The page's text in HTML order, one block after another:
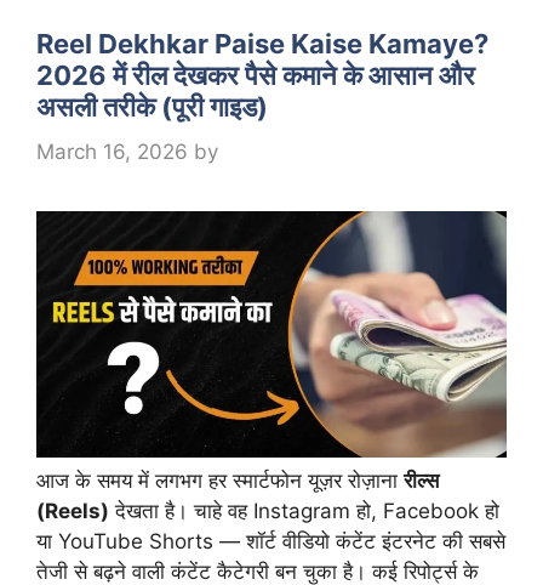
Reel Dekhkar Paise Kaise Kamaye?
2026 में रील देखकर पैसे कमाने के आसान और
असली तरीके (पूरी गाइड)
March 16, 2026 by
आज के समय में लगभग हर स्मार्टफोन यूज़र रोज़ानारील्स
(Reels) देखता है। चाहे वह Instagram हो, Facebook हो
या YouTube Shorts — शॉर्ट वीडियो कंटेंट इंटरनेट की सबसे
तेजी से बढ़ने वाली कंटेंट कैटेगरी बन चुका है। कई रिपोर्ट्स के